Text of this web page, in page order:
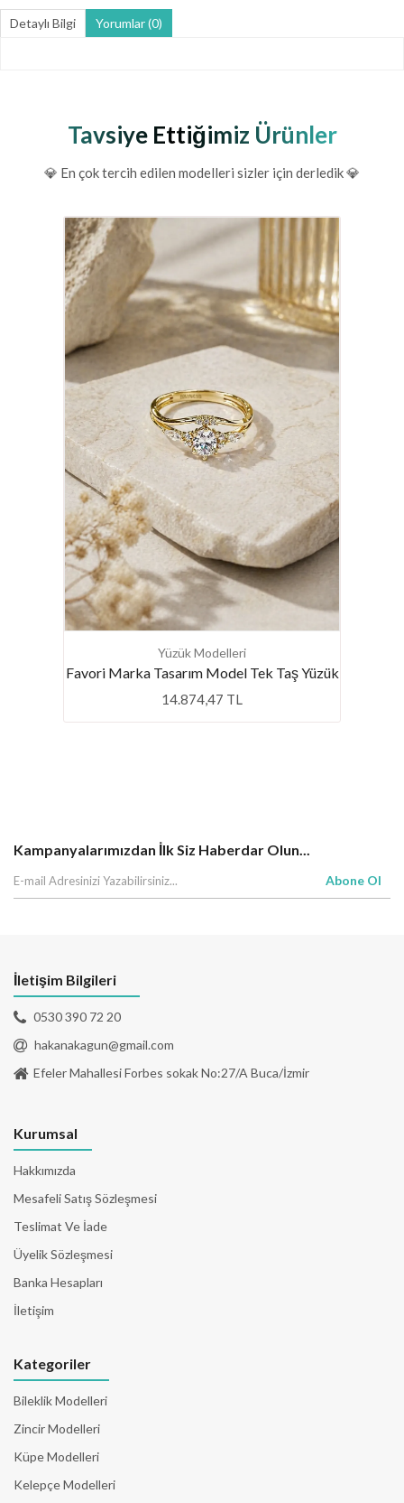
Detaylı Bilgi Yorumlar (0)
Tavsiye Ettiğimiz Ürünler
💎 En çok tercih edilen modelleri sizler için derledik 💎
Yüzük Modelleri
Favori Marka Tasarım Model Tek Taş Yüzük
14.874,47 TL
Kampanyalarımızdan İlk Siz Haberdar Olun...
Abone Ol
İletişim Bilgileri
0530 390 72 20
hakanakagun@gmail.com
Efeler Mahallesi Forbes sokak No:27/A Buca/İzmir
Kurumsal
Hakkımızda
Mesafeli Satış Sözleşmesi
Teslimat Ve İade
Üyelik Sözleşmesi
Banka Hesapları
İletişim
Kategoriler
Bileklik Modelleri
Zincir Modelleri
Küpe Modelleri
Kelepçe Modelleri